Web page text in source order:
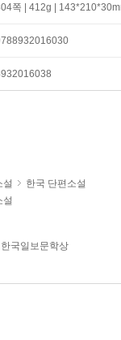
쪽 | 412g |
설
한국 단편소설
설
한국일보문학상